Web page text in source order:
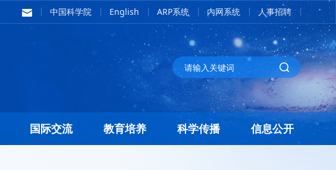
中国科学院 English ARP系统 内网系统 人事招聘
国际交流 教育培养 科学传播 信息公开